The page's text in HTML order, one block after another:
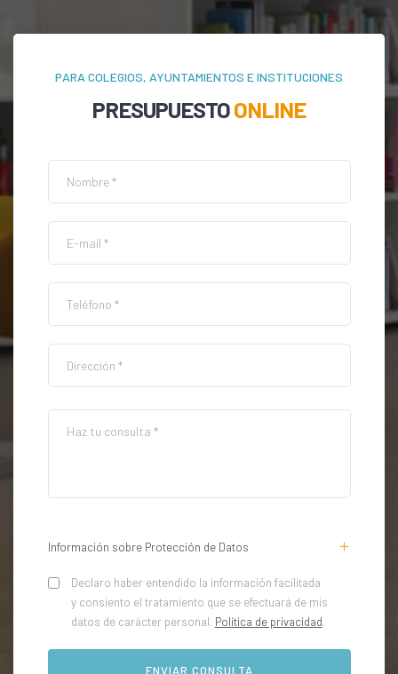
PARA COLEGIOS, AYUNTAMIENTOS E INSTITUCIONES
PRESUPUESTOONLINE
Información sobre Protección de Datos
Declaro haber entendido la información facilitada
y consiento el tratamiento que se efectuará de mis
datos de carácter personal. Política de privacidad.